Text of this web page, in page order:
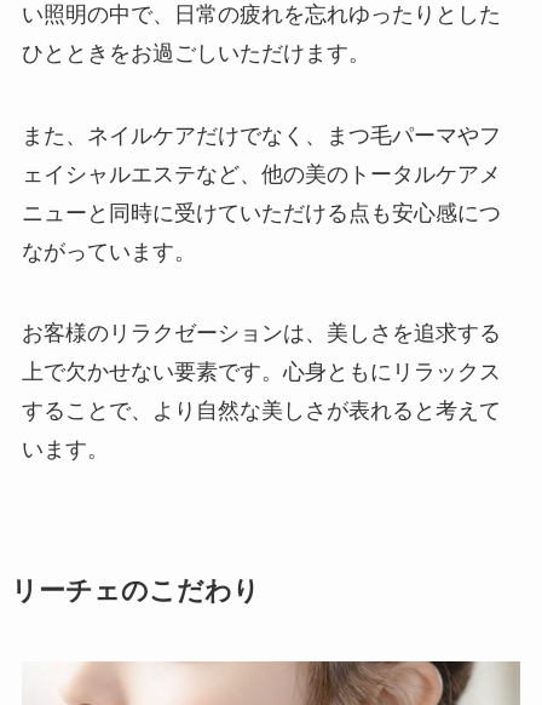
い照明の中で、日常の疲れを忘れゆったりとした
ひとときをお過ごしいただけます。
また、ネイルケアだけでなく、まつ毛パーマやフ
ェイシャルエステなど、他の美のトータルケアメ
ニューと同時に受けていただける点も安心感につ
ながっています。
お客様のリラクゼーションは、美しさを追求する
上で欠かせない要素です。心身ともにリラックス
することで、より自然な美しさが表れると考えて
います。
リーチェのこだわり